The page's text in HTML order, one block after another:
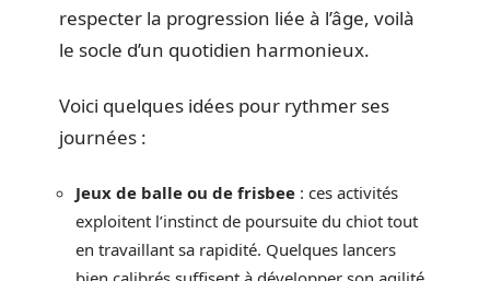
respecter la progression liée à l’âge, voilà
le socle d’un quotidien harmonieux.
Voici quelques idées pour rythmer ses
journées :
Jeux de balle ou de frisbee : ces activités
exploitent l’instinct de poursuite du chiot tout
en travaillant sa rapidité. Quelques lancers